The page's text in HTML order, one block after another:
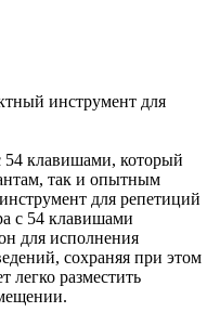
инструмент для
54 клавишами, который
так и опытным
для репетиций
с 54 клавишами
для исполнения
сохраняя при этом
легко разместить